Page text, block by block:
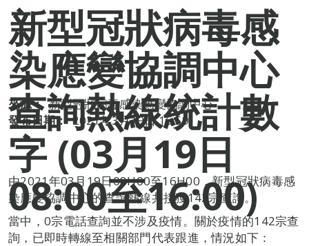
新型冠狀病毒感
染應變協調中心
查詢熱線統計數
字 (03月19日
08:00至16:00)
來源： 新型冠狀病毒感染應變協調中心
發布日期： 2021年3月19日 16:59
由2021年03月19日08H00至16H00，新型冠狀病毒感
染應變協調中心的查詢熱線共接獲142宗查詢。
當中，0宗電話查詢並不涉及疫情。關於疫情的142宗查
詢，已即時轉線至相關部門代表跟進，情況如下：